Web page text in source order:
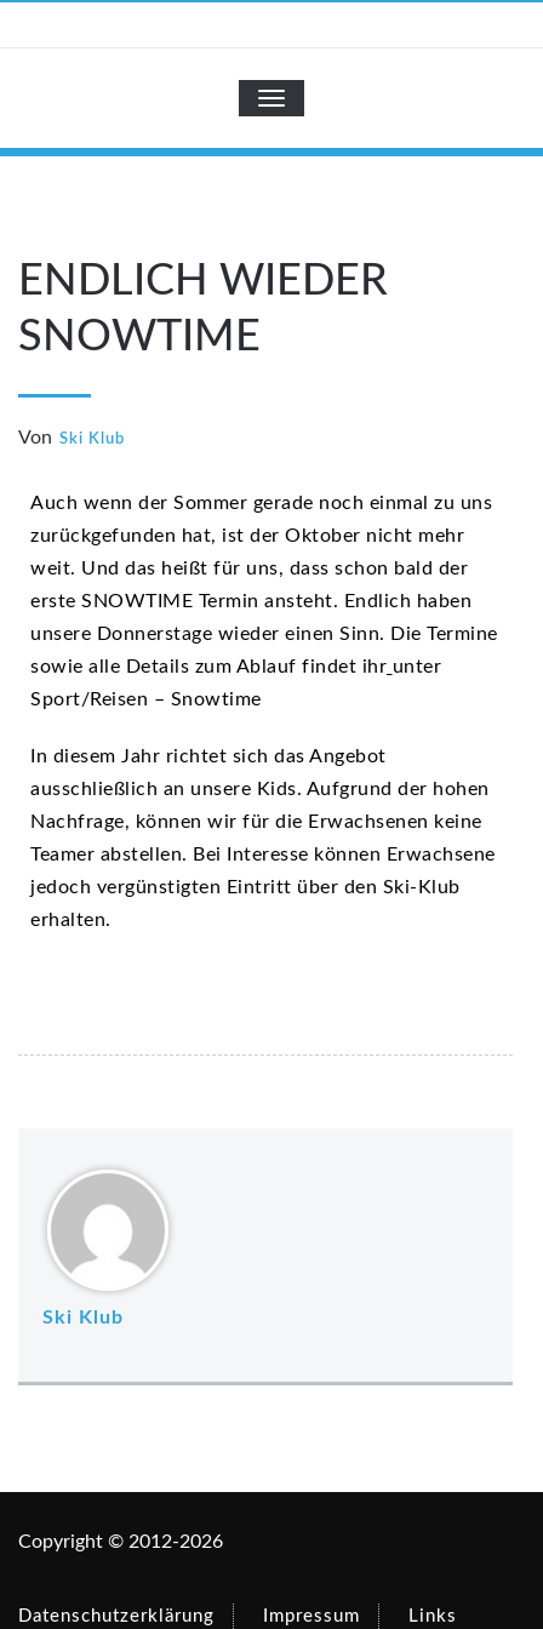
NAVIGATION UMSCHALTEN
ENDLICH WIEDER
SNOWTIME
Von Ski Klub
Auch wenn der Sommer gerade noch einmal zu uns
zurückgefunden hat, ist der Oktober nicht mehr
weit. Und das heißt für uns, dass schon bald der
erste SNOWTIME Termin ansteht. Endlich haben
unsere Donnerstage wieder einen Sinn. Die Termine
sowie alle Details zum Ablauf findet ihr unter
Sport/Reisen – Snowtime
In diesem Jahr richtet sich das Angebot
ausschließlich an unsere Kids. Aufgrund der hohen
Nachfrage, können wir für die Erwachsenen keine
Teamer abstellen. Bei Interesse können Erwachsene
jedoch vergünstigten Eintritt über den Ski-Klub
erhalten.
Ski Klub
Copyright © 2012-2026
Datenschutzerklärung Impressum Links